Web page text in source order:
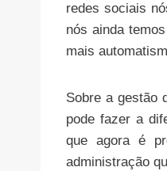
redes sociais
nós ainda
mais
Sobre a gestão
pode fazer a
que agora é
administração